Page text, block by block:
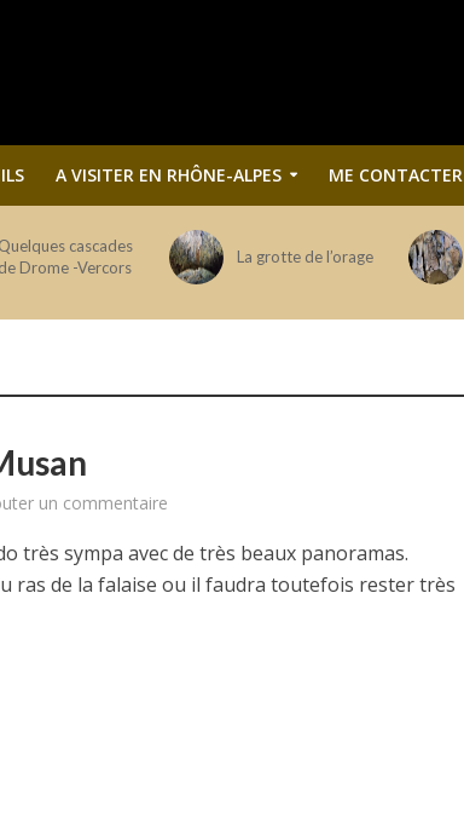
A VISITER EN RHÔNE-ALPES ME CONTACTER
Quelques cascades
de Drome -Vercors
La grotte de l’orage
un commentaire
très sympa avec de très beaux panoramas.
ras de la falaise ou il faudra toutefois rester très